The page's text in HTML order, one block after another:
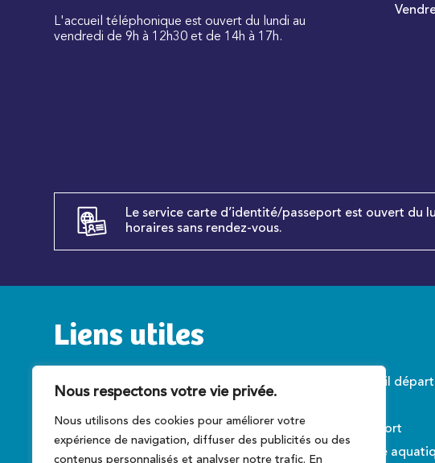
Nous respectons votre vie privée.
Nous utilisons des cookies pour améliorer votre
expérience de navigation, diffuser des publicités ou des
contenus personnalisés et analyser notre trafic. En
L'accueil téléphonique est ouvert du lundi au
vendredi de 9h à 12h30 et de 14h à 17h.
Le service carte d’identité/passeport est ouvert du
horaires sans rendez-vous.
Liens utiles
Service public
Conseil
Aéroport
Centre